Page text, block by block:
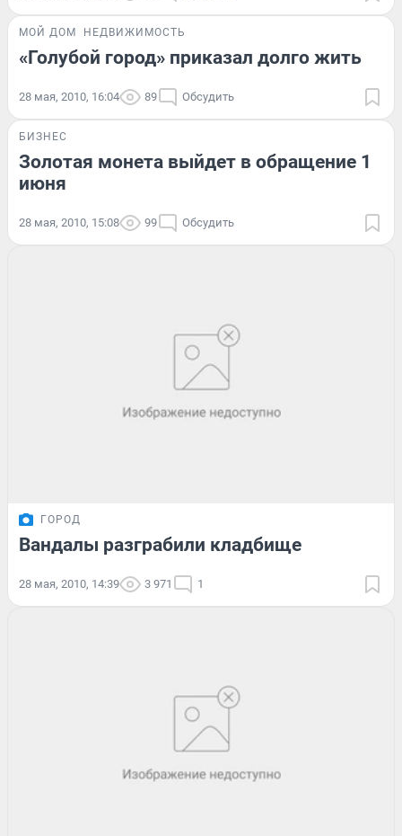
МОЙ ДОМ НЕДВИЖИМОСТЬ
«Голубой город» приказал долго жить
28 мая, 2010, 16:04 89 Обсудить
БИЗНЕС
Золотая монета выйдет в обращение 1
июня
28 мая, 2010, 15:08 99 Обсудить
ГОРОД
Вандалы разграбили кладбище
28 мая, 2010, 14:39 3 971 1